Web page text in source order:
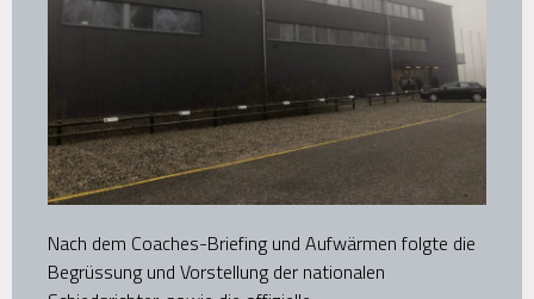
Nach dem Coaches-Briefing und Aufwärmen folgte die
Begrüssung und Vorstellung der nationalen